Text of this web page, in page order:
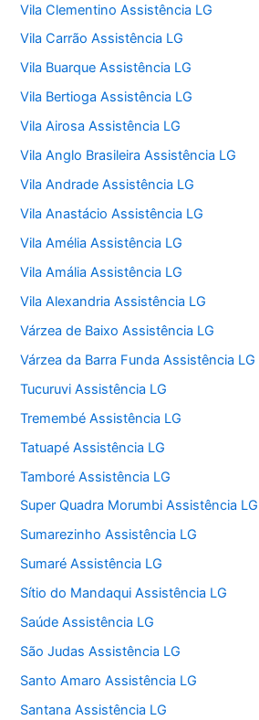
Vila Clementino Assistência LG
Vila Carrão Assistência LG
Vila Buarque Assistência LG
Vila Bertioga Assistência LG
Vila Airosa Assistência LG
Vila Anglo Brasileira Assistência LG
Vila Andrade Assistência LG
Vila Anastácio Assistência LG
Vila Amélia Assistência LG
Vila Amália Assistência LG
Vila Alexandria Assistência LG
Várzea de Baixo Assistência LG
Várzea da Barra Funda Assistência LG
Tucuruvi Assistência LG
Tremembé Assistência LG
Tatuapé Assistência LG
Tamboré Assistência LG
Super Quadra Morumbi Assistência LG
Sumarezinho Assistência LG
Sumaré Assistência LG
Sítio do Mandaqui Assistência LG
Saúde Assistência LG
São Judas Assistência LG
Santo Amaro Assistência LG
Santana Assistência LG